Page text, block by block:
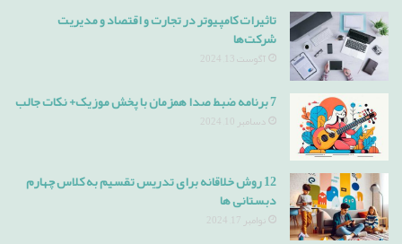
تاثیرات کامپیوتر در تجارت و اقتصاد و مدیریت
شرکت‌ها
آگوست 13, 2024
7 برنامه ضبط صدا همزمان با پخش موزیک+ نکات جالب
دسامبر 10, 2024
12 روش خلاقانه برای تدریس تقسیم به کلاس چهارم
دبستانی ها
نوامبر 17, 2024